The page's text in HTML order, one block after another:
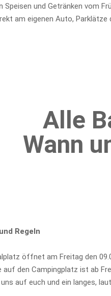
Speisen und Getränken vom
am eigenen Auto,
Alle
Wann
Regeln
öffnet am Freitag den
auf den Campingplatz ist ab
auf euch und ein langes,